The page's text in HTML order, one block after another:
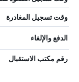
وقت تسجيل المغادرة
الدفع والإلغاء
رقم مكتب الاستقبال